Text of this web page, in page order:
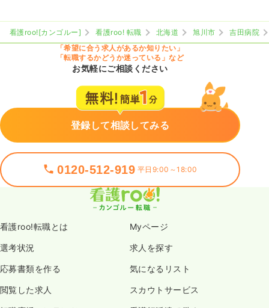
看護roo![カンゴルー] 看護roo! 転職 北海道 旭川市
吉田病院
「希望に合う求人があるか知りたい」
「転職するかどうか迷っている」など
お気軽にご相談ください
登録して相談してみる
0120-512-919 平日9:00～18:00
看護roo!転職とは Myページ
選考状況 求人を探す
応募書類を作る 気になるリスト
閲覧した求人 スカウトサービス